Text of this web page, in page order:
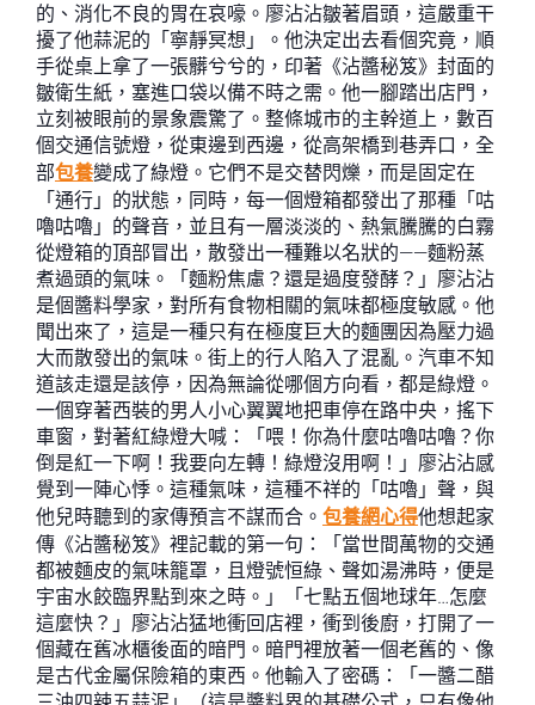
的、消化不良的胃在哀嚎。廖沾沾皺著眉頭，這嚴重干
擾了他蒜泥的「寧靜冥想」。他決定出去看個究竟，順
手從桌上拿了一張髒兮兮的，印著《沾醬秘笈》封面的
皺衛生紙，塞進口袋以備不時之需。他一腳踏出店門，
立刻被眼前的景象震驚了。整條城市的主幹道上，數百
個交通信號燈，從東邊到西邊，從高架橋到巷弄口，全
部包養變成了綠燈。它們不是交替閃爍，而是固定在
「通行」的狀態，同時，每一個燈箱都發出了那種「咕
嚕咕嚕」的聲音，並且有一層淡淡的、熱氣騰騰的白霧
從燈箱的頂部冒出，散發出一種難以名狀的——麵粉蒸
煮過頭的氣味。「麵粉焦慮？還是過度發酵？」廖沾沾
是個醬料學家，對所有食物相關的氣味都極度敏感。他
聞出來了，這是一種只有在極度巨大的麵團因為壓力過
大而散發出的氣味。街上的行人陷入了混亂。汽車不知
道該走還是該停，因為無論從哪個方向看，都是綠燈。
一個穿著西裝的男人小心翼翼地把車停在路中央，搖下
車窗，對著紅綠燈大喊：「喂！你為什麼咕嚕咕嚕？你
倒是紅一下啊！我要向左轉！綠燈沒用啊！」廖沾沾感
覺到一陣心悸。這種氣味，這種不祥的「咕嚕」聲，與
他兒時聽到的家傳預言不謀而合。 包養網心得他想起家
傳《沾醬秘笈》裡記載的第一句：「當世間萬物的交通
都被麵皮的氣味籠罩，且燈號恒綠、聲如湯沸時，便是
宇宙水餃臨界點到來之時。」「七點五個地球年…怎麼
這麼快？」廖沾沾猛地衝回店裡，衝到後廚，打開了一
個藏在舊冰櫃後面的暗門。暗門裡放著一個老舊的、像
是古代金屬保險箱的東西。他輸入了密碼：「一醬二醋